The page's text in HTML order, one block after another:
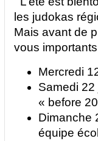
les judokas
Mais avant de
vous
Mercredi
Samedi
« before
Dimanche
équipe